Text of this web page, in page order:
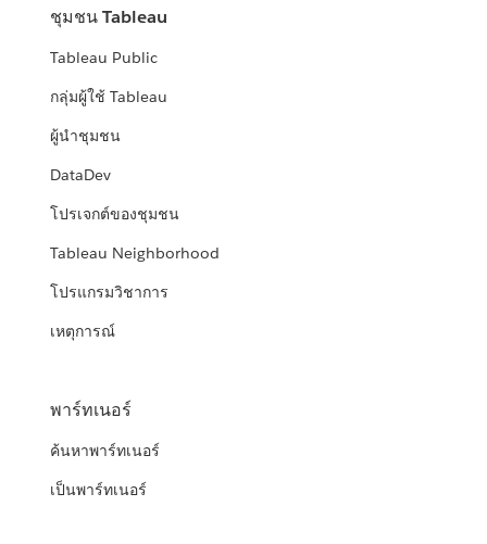
ชุมชน Tableau
Tableau Public
กลุ่มผู้ใช้ Tableau
ผู้นำชุมชน
DataDev
โปรเจกต์ของชุมชน
Tableau Neighborhood
โปรแกรมวิชาการ
เหตุการณ์
พาร์ทเนอร์
ค้นหาพาร์ทเนอร์
เป็นพาร์ทเนอร์